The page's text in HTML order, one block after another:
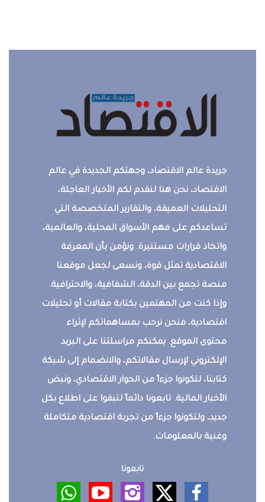
جريدة عالم الاقتصاد، وجهتكم الجديدة في عالم
الاقتصاد، نحن هنا لنقدم لكم الأخبار العاجلة،
التحليلات العميقة، والتقارير المتخصصة التي
تساعدكم على فهم الأسواق المحلية، والعالمية،
واتخاذ قرارات مستنيرة. ونؤمن بأن المعرفة
الاقتصادية تمثل قوة، ونسعى لجعل موقعنا
منصة تجمع بين الدقة، الشفافية، والاحترافية.
وإذا كنت من المهتمين بكتابة مقالات أو تحليلات
اقتصادية، فنحن نرحب بمساهماتكم لإثراء
محتوى الموقع. يمكنكم مراسلتنا على البريد
الإلكتروني لإرسال مقالاتكم، والانضمام إلى شبكة
كتابنا، لتكونوا جزءاً من الحوار الاقتصادي، ونبض
الأخبار المالية. تابعونا دائماً لتبقوا على اطلاع بكل
جديد، ولتكونوا جزءاً من تجربة اقتصادية متكاملة
وغنية بالمعلومات.
تابعونا